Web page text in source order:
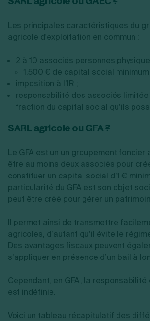
Les principales caractéristiques du
agricole d'exploitation en commun :
2 à 10 associés personnes
1.500 € de capital social minimum
imposition à l’IR ;
responsabilité des associés limitée
fraction du capital social qu’ils
SARL agricole ou GFA ?
Le GFA est un un groupement foncier
être au moins deux associés pour
constituer un capital social d’1 €
particularité du GFA est son objet
peut être créé pour gérer un
Il permet ainsi de transmettre
agricoles, d’autant qu’il évite le
Des avantages fiscaux peuvent
s’appliquer en présence d’un bail à
Cependant, en GFA, la
est indéfinie.
Voici un tableau récapitulatif des